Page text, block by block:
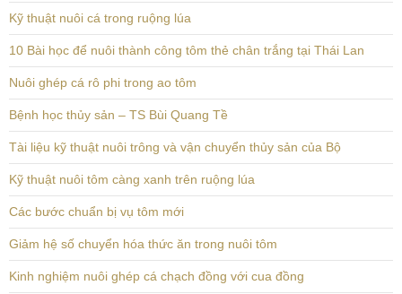
Kỹ thuật nuôi cá trong ruộng lúa
10 Bài học để nuôi thành công tôm thẻ chân trắng tại Thái Lan
Nuôi ghép cá rô phi trong ao tôm
Bệnh học thủy sản – TS Bùi Quang Tề
Tài liệu kỹ thuật nuôi trông và vận chuyển thủy sản của Bộ
Kỹ thuật nuôi tôm càng xanh trên ruộng lúa
Các bước chuẩn bị vụ tôm mới
Giảm hệ số chuyển hóa thức ăn trong nuôi tôm
Kinh nghiệm nuôi ghép cá chạch đồng với cua đồng